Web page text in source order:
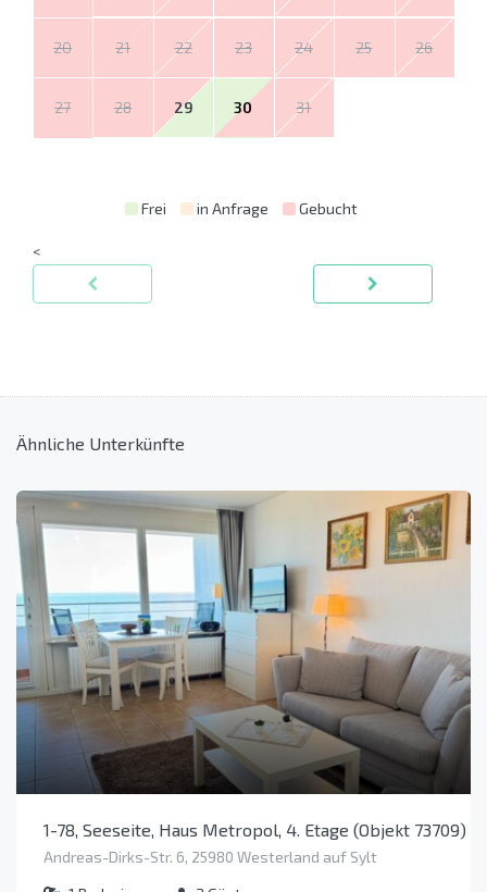
20 21 22 23 24 25 26
27 28 29 30 31
Frei in Anfrage Gebucht
<
Ähnliche Unterkünfte
1-78, Seeseite, Haus Metropol, 4. Etage (Objekt 73709)
Andreas-Dirks-Str. 6, 25980 Westerland auf Sylt